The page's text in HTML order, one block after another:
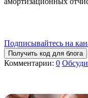
Подписывайтесь на
Получить код для блога
Комментарии: 0